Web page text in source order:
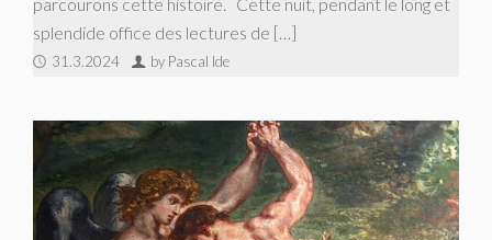
splendide office des lectures de […]
31.3.2024 by Pascal Ide